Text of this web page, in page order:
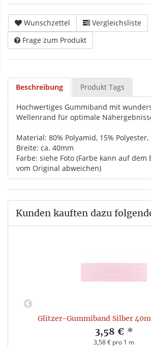
Wunschzettel
Vergleichsliste
Frage zum Produkt
Beschreibung Produkt Tags
Hochwertiges Gummiband mit
Wellenrand für optimale
Material: 80% Polyamid, 15% Polyester,
Breite: ca. 40mm
Farbe: siehe Foto (Farbe kann auf
vom Original abweichen)
Kunden kauften dazu
Glitzer-Gummiband Silber
3,58 € *
3,58 € pro 1 m